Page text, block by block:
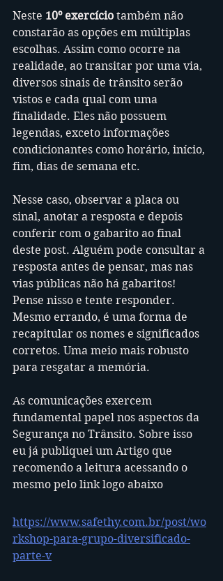
Neste 10º exercício também não
constarão as opções em múltiplas
escolhas. Assim como ocorre na
realidade, ao transitar por uma via,
diversos sinais de trânsito serão
vistos e cada qual com uma
finalidade. Eles não possuem
legendas, exceto informações
condicionantes como horário, início,
fim, dias de semana etc.
Nesse caso, observar a placa ou
sinal, anotar a resposta e depois
conferir com o gabarito ao final
deste post. Alguém pode consultar a
resposta antes de pensar, mas nas
vias públicas não há gabaritos!
Pense nisso e tente responder.
Mesmo errando, é uma forma de
recapitular os nomes e significados
corretos. Uma meio mais robusto
para resgatar a memória.
As comunicações exercem
fundamental papel nos aspectos da
Segurança no Trânsito. Sobre isso
eu já publiquei um Artigo que
recomendo a leitura acessando o
mesmo pelo link logo abaixo
https://www.safethy.com.br/post/wo
rkshop-para-grupo-diversificado-
parte-v